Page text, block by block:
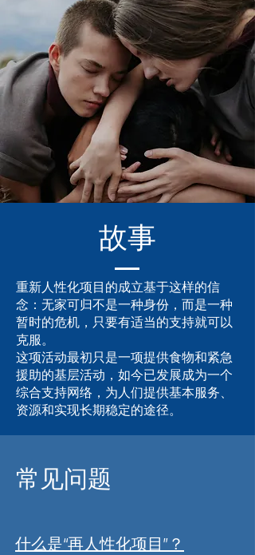
故事
重新人性化项目的成立基于这样的信
念：无家可归不是一种身份，而是一种
暂时的危机，只要有适当的支持就可以
克服。
这项活动最初只是一项提供食物和紧急
援助的基层活动，如今已发展成为一个
综合支持网络，为人们提供基本服务、
资源和实现长期稳定的途径。
常见问题
什么是“再人性化项目”？